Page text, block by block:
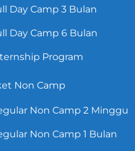
Day Camp 3 Bulan
Day Camp 6 Bulan
Program
Non Camp
Non Camp 2 Minggu
Non Camp 1 Bulan